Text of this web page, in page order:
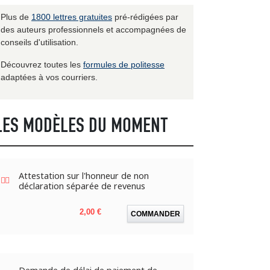
Plus de 1800 lettres gratuites pré-rédigées par
des auteurs professionnels et accompagnées de
conseils d'utilisation.
Découvrez toutes les formules de politesse
adaptées à vos courriers.
MODÈLES DU MOMENT
Attestation sur l'honneur de non
déclaration séparée de revenus
Prix
2,00 € COMMANDER